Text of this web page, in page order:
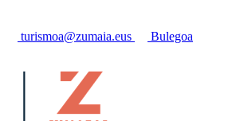
turismoa@zumaia.eus Bulegoa